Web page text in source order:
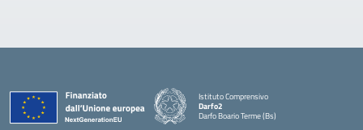
Istituto Comprensivo
Darfo2
Darfo Boario Terme (Bs)